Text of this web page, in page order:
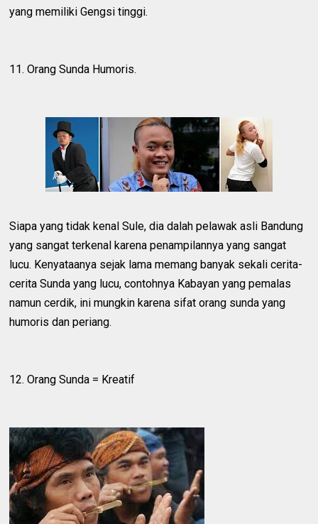
yang memiliki Gengsi tinggi.
11. Orang Sunda Humoris.
Siapa yang tidak kenal Sule, dia dalah pelawak asli Bandung
yang sangat terkenal karena penampilannya yang sangat
lucu. Kenyataanya sejak lama memang banyak sekali cerita-
cerita Sunda yang lucu, contohnya Kabayan yang pemalas
namun cerdik, ini mungkin karena sifat orang sunda yang
humoris dan periang.
12. Orang Sunda = Kreatif